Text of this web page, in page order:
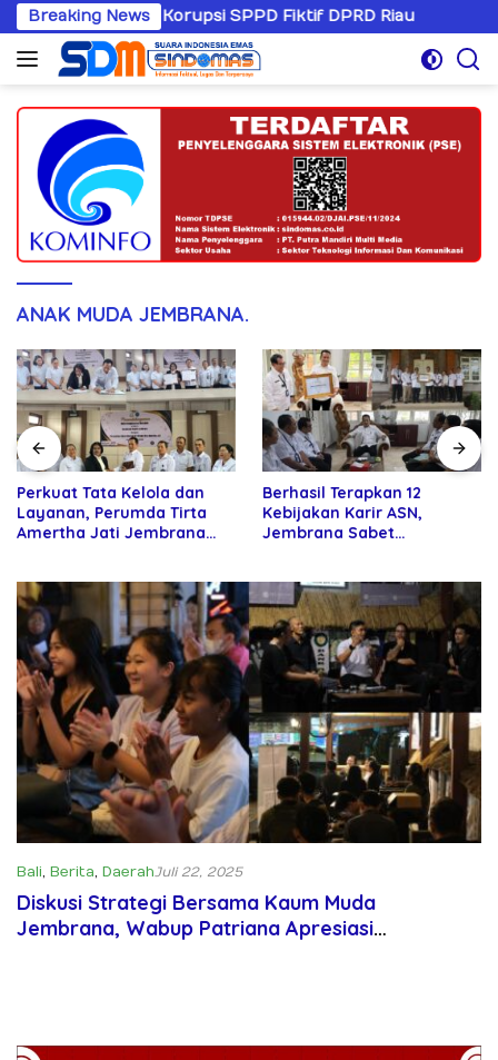
Langsung
ke
konten
Breaking News
Korupsi SPPD Fiktif DPRD Riau
ANAK MUDA JEMBRANA.
Perkuat Tata Kelola dan
Layanan, Perumda Tirta
Amertha Jati Jembrana
Berhasil Terapkan 12
Kebijakan Karir ASN,
Jembrana Sabet
Bali, Berita, DaerahJuli 22, 2025
Diskusi Strategi Bersama Kaum Muda
Jembrana, Wabup Patriana Apresiasi